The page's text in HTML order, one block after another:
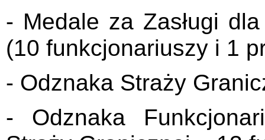
- Medale za Zasługi
(10 funkcjonariuszy i 1
- Odznaka Straży
- Odznaka